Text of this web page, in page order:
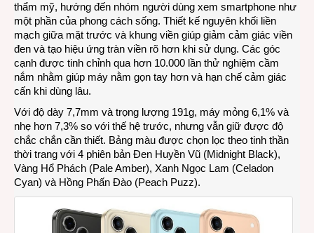
thẩm mỹ, hướng đến nhóm người dùng xem smartphone như
một phần của phong cách sống. Thiết kế nguyên khối liền
mạch giữa mặt trước và khung viền giúp giảm cảm giác viền
đen và tạo hiệu ứng tràn viền rõ hơn khi sử dụng. Các góc
cạnh được tinh chỉnh qua hơn 10.000 lần thử nghiệm cầm
nắm nhằm giúp máy nằm gọn tay hơn và hạn chế cảm giác
cấn khi dùng lâu.
Với độ dày 7,7mm và trọng lượng 191g, máy mỏng 6,1% và
nhẹ hơn 7,3% so với thế hệ trước, nhưng vẫn giữ được độ
chắc chắn cần thiết. Bảng màu được chọn lọc theo tinh thần
thời trang với 4 phiên bản Đen Huyền Vũ (Midnight Black),
Vàng Hổ Phách (Pale Amber), Xanh Ngọc Lam (Celadon
Cyan) và Hồng Phấn Đào (Peach Puzz).